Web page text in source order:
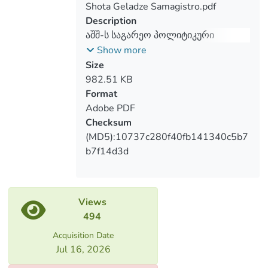
This paper for the master degree is
interesting for its novel approach in re-
thinking the role of the South Caucasus in
US overarching foreign policy doctrine and
seeks to put different lights onto those
political nuances which have been
afflicting the South Caucasus countries
since the very first days of their
independence.
Shota Geladze Samagistro.pdf
Description
აშშ-ს საგარეო პოლიტიკური
ამოცანები და გეოპოლიტიკური
როლი სამხრეთ კავკასიის
რეგიონის მიმართ 21-ე საუკუნეში
Show more
Size
982.51 KB
Format
Adobe PDF
Checksum
(MD5):10737c280f40fb141340c5b7
b7f14d3d
Views
494
Acquisition Date
Jul 16, 2026